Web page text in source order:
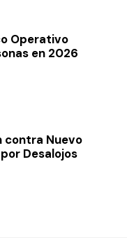
Operativo
en 2026
contra Nuevo
Desalojos